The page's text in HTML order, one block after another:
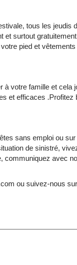
tous les jeudis
et surtout
pied et vêtements
à votre famille et cela
et efficaces .Profitez
sans emploi ou sur
de sinistré,
communiquez avec
ou suivez-nous sur